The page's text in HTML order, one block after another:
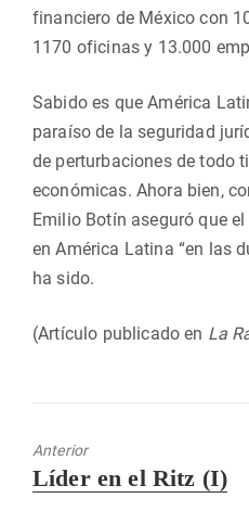
financiero de México con
1170 oficinas y 13.000
Sabido es que América
paraíso de la seguridad
de perturbaciones de todo
económicas. Ahora bien,
Emilio Botín aseguró que
en América Latina “en las
ha sido.
(Artículo publicado en La
Anterior
Entrada
Líder en el Ritz (I)